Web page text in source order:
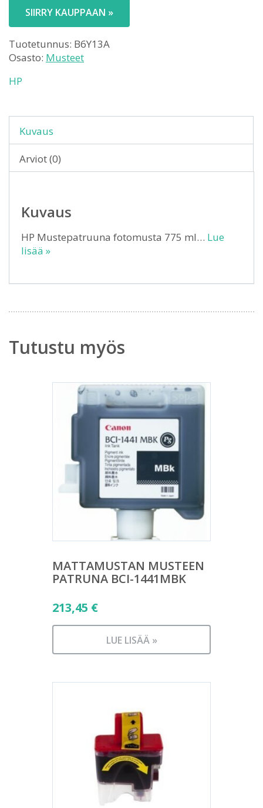
SIIRRY KAUPPAAN »
Tuotetunnus: B6Y13A
Osasto: Musteet
HP
Kuvaus
Arviot (0)
Kuvaus
HP Mustepatruuna fotomusta 775 ml… Lue
lisää »
Tutustu myös
MATTAMUSTAN MUSTEEN
PATRUNA BCI-1441MBK
213,45 €
LUE LISÄÄ »